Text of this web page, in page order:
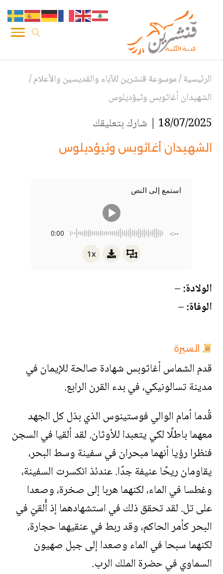
الرئيسية/موسوعة قنشرين للآباء والقديسين والأعلام/
الشهيدان أغاثوبس وثيؤديلوس
18/07/2025 | شارك بتعليقك
الشهيدان أغاثوبس وثيؤديلوس
استمع إلى النص
0:00 -:--
1x
الولادة:–
الوفاة:–
السيرة
قدم الشماس أغاثوبس شهادة صالحة للإيمان في
مدينة تسالونيكي، في بدء القرن الرابع.
قُدما أمام الوالي فوستينوس الذي بذل كل الجهد
معهما باطلًا لكي يتعبدا للأوثان. لقد ألقيا في السجن
فنظرا رؤيا أنهما مبحران في سفينة وسط البحر،
يقاومان ريحًا عنيفة جدًا. عندئذ انكسرت السفينة،
وغطسا في الماء، لكنهما هربا إلى صخرة، وصعدا
على تل. لقد تحقق ذلك في استشهادهما إذ أُلقيّ في
البحر كأمر الحاكم، وقد ربط في عنقيهما حجارة،
لكنهما سبحا في الماء وصعدا إلى جبل صهيون
السماوي في حضرة الملك الرب.